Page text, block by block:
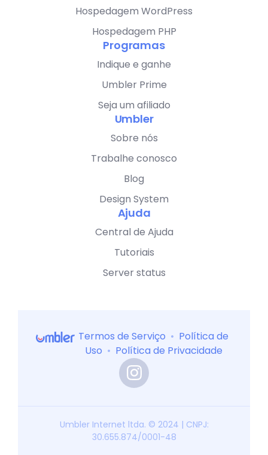
Hospedagem WordPress
Hospedagem PHP
Programas
Indique e ganhe
Umbler Prime
Seja um afiliado
Umbler
Sobre nós
Trabalhe conosco
Blog
Design System
Ajuda
Central de Ajuda
Tutoriais
Server status
Termos de Serviço • Política de
Uso • Política de Privacidade
Umbler Internet ltda. © 2024 | CNPJ:
30.655.874/0001-48